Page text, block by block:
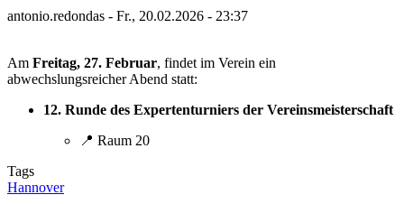
antonio.redondas - Fr., 20.02.2026 - 23:37
Am Freitag, 27. Februar, findet im Verein ein
abwechslungsreicher Abend statt:
12. Runde des Expertenturniers der Vereinsmeisterschaft
📍 Raum 20
Tags
Hannover